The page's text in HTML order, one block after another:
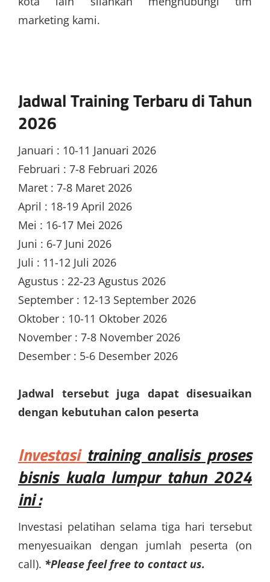
marketing kami.
Jadwal Training Terbaru di Tahun
2026
Januari : 10-11 Januari 2026
Februari : 7-8 Februari 2026
Maret : 7-8 Maret 2026
April : 18-19 April 2026
Mei : 16-17 Mei 2026
Juni : 6-7 Juni 2026
Juli : 11-12 Juli 2026
Agustus : 22-23 Agustus 2026
September : 12-13 September 2026
Oktober : 10-11 Oktober 2026
November : 7-8 November 2026
Desember : 5-6 Desember 2026
Jadwal tersebut juga dapat disesuaikan
dengan kebutuhan calon peserta
Investasi training analisis proses
bisnis kuala lumpurtahun 2024
ini :
Investasi pelatihan selama tiga hari tersebut
menyesuaikan dengan jumlah peserta (on
call). *Please feel free to contact us.